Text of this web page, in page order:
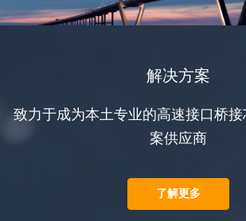
解决方案
致力于成为本土专业的高速接口桥
案供应商
了解更多